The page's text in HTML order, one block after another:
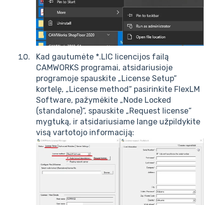
Kad gautumėte *.LIC licencijos failą
CAMWORKS programai, atsidariusioje
programoje spauskite „License Setup“
kortelę, „License method“ pasirinkite FlexLM
Software, pažymėkite „Node Locked
(standalone)“, spauskite „Request license“
mygtuką, ir atsidariusiame lange užpildykite
visą vartotojo informaciją: